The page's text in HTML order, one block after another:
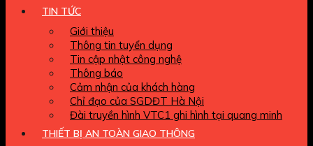
TIN TỨC
Giới thiệu
Thông tin tuyển dụng
Tin cập nhật công nghệ
Thông báo
Cảm nhận của khách hàng
Chỉ đạo của SGDĐT Hà Nội
Đài truyền hình VTC1 ghi hình tại quang minh
THIẾT BỊ AN TOÀN GIAO THÔNG